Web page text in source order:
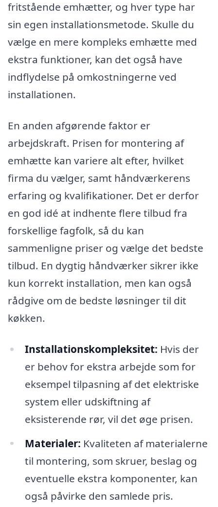
fritstående emhætter, og hver type har
sin egen installationsmetode. Skulle du
vælge en mere kompleks emhætte med
ekstra funktioner, kan det også have
indflydelse på omkostningerne ved
installationen.
En anden afgørende faktor er
arbejdskraft. Prisen for montering af
emhætte kan variere alt efter, hvilket
firma du vælger, samt håndværkerens
erfaring og kvalifikationer. Det er derfor
en god idé at indhente flere tilbud fra
forskellige fagfolk, så du kan
sammenligne priser og vælge det bedste
tilbud. En dygtig håndværker sikrer ikke
kun korrekt installation, men kan også
rådgive om de bedste løsninger til dit
køkken.
Installationskompleksitet: Hvis der
er behov for ekstra arbejde som for
eksempel tilpasning af det elektriske
system eller udskiftning af
eksisterende rør, vil det øge prisen.
Materialer: Kvaliteten af materialerne
til montering, som skruer, beslag og
eventuelle ekstra komponenter, kan
også påvirke den samlede pris.